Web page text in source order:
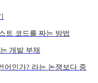
트 코드를 짜는 방법
개발 부채
어인가? 라는 논쟁보다 중